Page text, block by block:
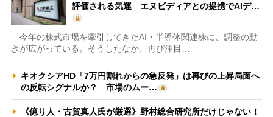
評価される気運 エヌビディアとの提携でAIデ…
今年の株式市場を牽引してきたAI・半導体関連株に、調整の動
きが広がっている。そうしたなか、再び注目…
キオクシアHD「7万円割れからの急反発」は再びの上昇局面へ
の反転シグナルか？ 市場のムー…
《億り人・古賀真人氏が厳選》野村総合研究所だけじゃない！